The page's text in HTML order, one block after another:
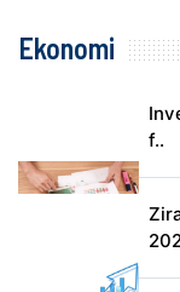
Ekonomi
f..